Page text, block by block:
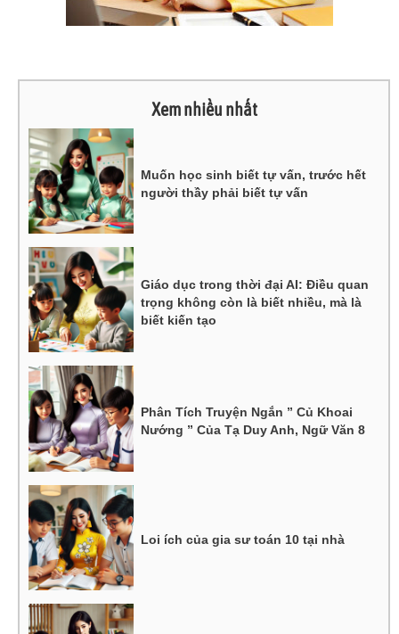
Xem nhiều nhất
Muốn học sinh biết tự vấn, trước hết
người thầy phải biết tự vấn
Giáo dục trong thời đại AI: Điều quan
trọng không còn là biết nhiều, mà là
biết kiến tạo
Phân Tích Truyện Ngắn ” Củ Khoai
Nướng ” Của Tạ Duy Anh, Ngữ Văn 8
Loi ích của gia sư toán 10 tại nhà